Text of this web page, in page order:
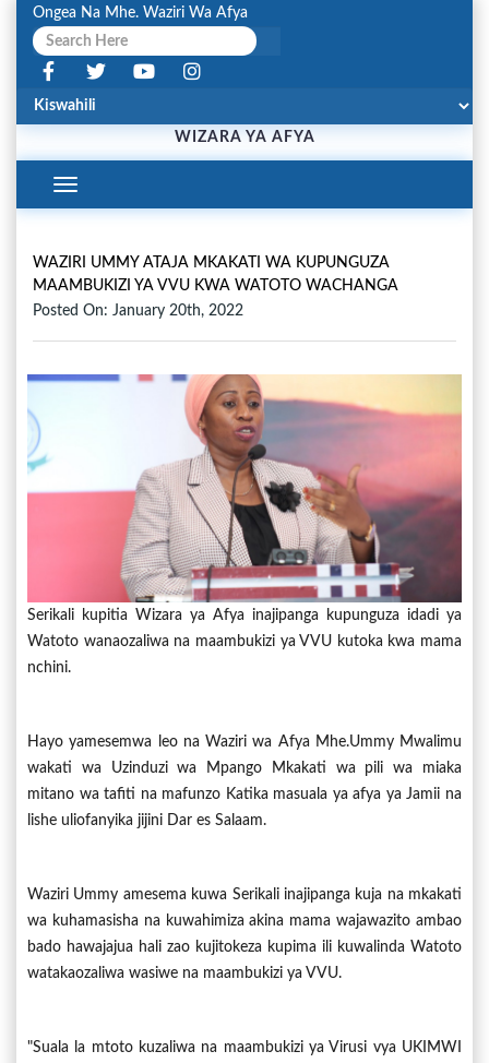
Ongea Na Mhe. Waziri Wa Afya
WIZARA YA AFYA
Toggle
Navigation
WAZIRI UMMY ATAJA MKAKATI WA KUPUNGUZA
MAAMBUKIZI YA VVU KWA WATOTO WACHANGA
Posted On: January 20th, 2022
Serikali kupitia Wizara ya Afya inajipanga kupunguza idadi ya
Watoto wanaozaliwa na maambukizi ya VVU kutoka kwa mama
nchini.
Hayo yamesemwa leo na Waziri wa Afya Mhe.Ummy Mwalimu
wakati wa Uzinduzi wa Mpango Mkakati wa pili wa miaka
mitano wa tafiti na mafunzo Katika masuala ya afya ya Jamii na
lishe uliofanyika jijini Dar es Salaam.
Waziri Ummy amesema kuwa Serikali inajipanga kuja na mkakati
wa kuhamasisha na kuwahimiza akina mama wajawazito ambao
bado hawajajua hali zao kujitokeza kupima ili kuwalinda Watoto
watakaozaliwa wasiwe na maambukizi ya VVU.
"Suala la mtoto kuzaliwa na maambukizi ya Virusi vya UKIMWI